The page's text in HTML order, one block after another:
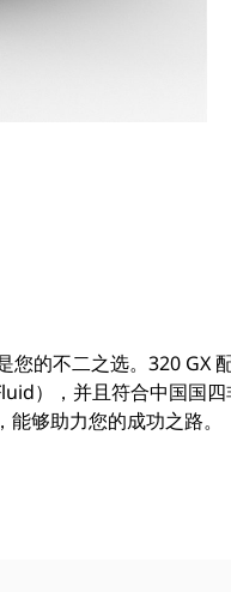
的不二之选。320 GX
），并且符合中国国
够助力您的成功之路。